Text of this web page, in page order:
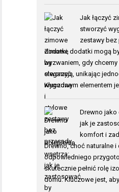
Jak łączyć
stworzyć
zestawy bez
Zimowe dodatki mogą
wyzwaniem, gdy
elegancją, unikając
Kluczowym elementem
Drewno jako
jak je
komfort i
Drewno, choć naturalne
odpowiedniego
skutecznie pełnić rolę
domu. Kluczowe jest,